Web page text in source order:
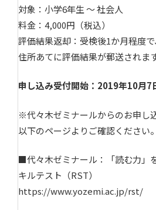
対象：小学6年生 ～ 社会人
料金：4,000円（税込）
評価結果返却：受検後1か月程度
住所あてに評価結果が郵送されます
申し込み受付開始：2019年10月7
※代々木ゼミナールからのお申し
以下のページよりご確認ください。
■代々木ゼミナール：「読む力」
キルテスト（RST）
https://www.yozemi.ac.jp/rst/